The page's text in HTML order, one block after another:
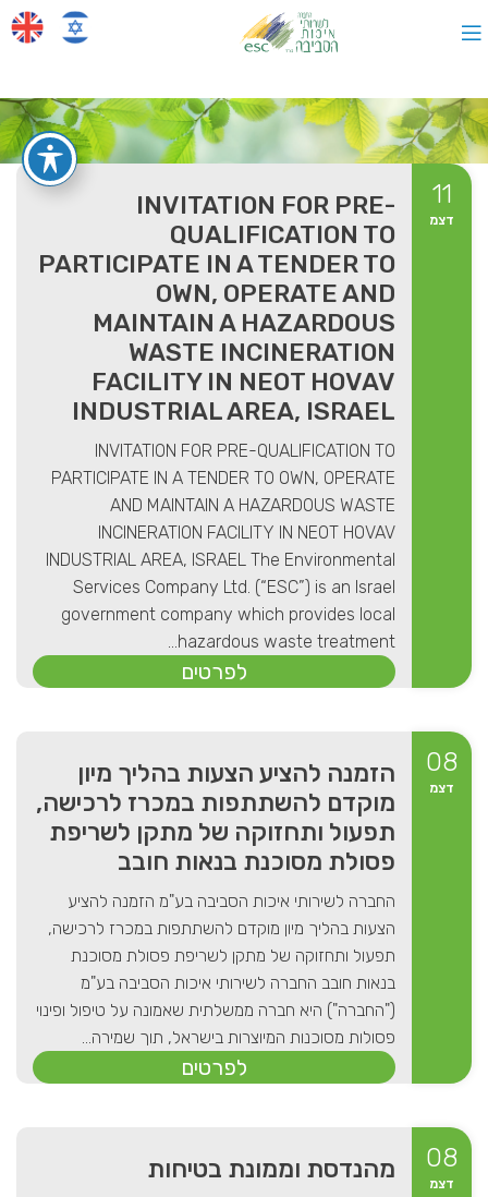
11
דצמ
INVITATION FOR PRE-
QUALIFICATION TO
PARTICIPATE IN A TENDER TO
OWN, OPERATE AND
MAINTAIN A HAZARDOUS
WASTE INCINERATION
FACILITY IN NEOT HOVAV
INDUSTRIAL AREA, ISRAEL
INVITATION FOR PRE-QUALIFICATION TO
PARTICIPATE IN A TENDER TO OWN, OPERATE
AND MAINTAIN A HAZARDOUS WASTE
INCINERATION FACILITY IN NEOT HOVAV
INDUSTRIAL AREA, ISRAEL The Environmental
Services Company Ltd. (“ESC”) is an Israel
government company which provides local
hazardous waste treatment...
לפרטים
08
דצמ
הזמנה להציע הצעות בהליך מיון
מוקדם להשתתפות במכרז לרכישה,
תפעול ותחזוקה של מתקן לשריפת
פסולת מסוכנת בנאות חובב
החברה לשירותי איכות הסביבה בע"מ הזמנה להציע
הצעות בהליך מיון מוקדם להשתתפות במכרז לרכישה,
תפעול ותחזוקה של מתקן לשריפת פסולת מסוכנת
בנאות חובב החברה לשירותי איכות הסביבה בע"מ
("החברה") היא חברה ממשלתית שאמונה על טיפול ופינוי
פסולות מסוכנות המיוצרות בישראל, תוך שמירה...
לפרטים
08
דצמ מהנדסת וממונת בטיחות